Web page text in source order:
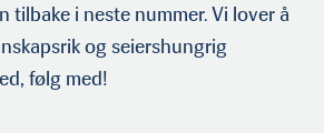
tilbake i neste nummer. Vi lover å
og seiershungrig
følg med!